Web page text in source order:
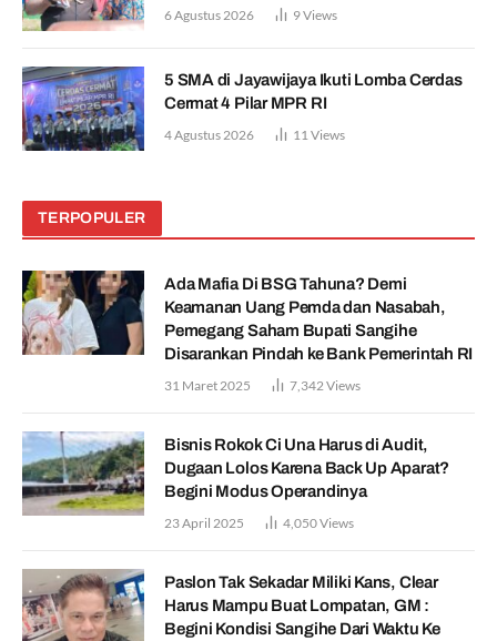
6 Agustus 2026 9Views
5 SMA di Jayawijaya Ikuti Lomba Cerdas
Cermat 4 Pilar MPR RI
4 Agustus 2026 11 Views
TERPOPULER
Ada Mafia Di BSG Tahuna? Demi
Keamanan Uang Pemda dan Nasabah,
Pemegang Saham Bupati Sangihe
Disarankan Pindah ke Bank Pemerintah RI
31 Maret 2025 7,342 Views
Bisnis Rokok Ci Una Harus di Audit,
Dugaan Lolos Karena Back Up Aparat?
Begini Modus Operandinya
23 April 2025 4,050Views
Paslon Tak Sekadar Miliki Kans, Clear
Harus Mampu Buat Lompatan, GM :
Begini Kondisi Sangihe Dari Waktu Ke